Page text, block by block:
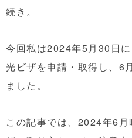
続き。
今回私は2024年5月30日
光ビザを申請・取得し、6
ました。
この記事では、2024年6